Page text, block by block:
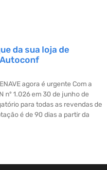
da sua loja de
Autoconf
agora é urgente Com a
nº 1.026 em 30 de junho de
para todas as revendas de
é de 90 dias a partir da